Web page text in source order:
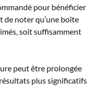
pour bénéficier
de noter qu’une boîte
soit suffisamment
peut être prolongée
plus significatifs